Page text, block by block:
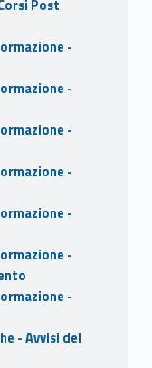
Post
-
-
-
-
-
-
-
- Avvisi del